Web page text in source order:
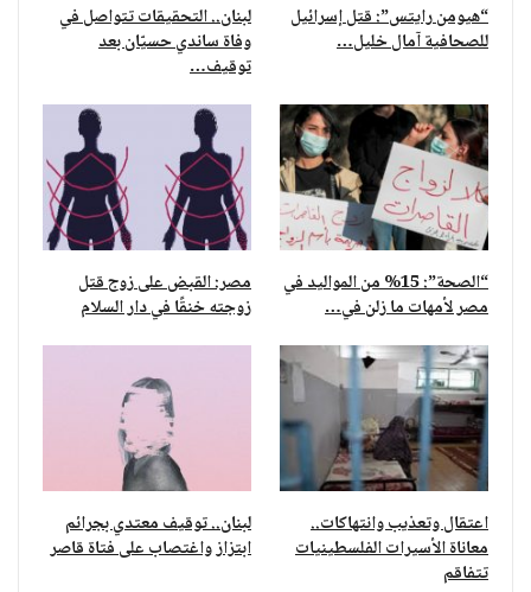
“هيومن رايتس”: قتل إسرائيل
للصحافية آمال خليل…
لبنان.. التحقيقات تتواصل في
وفاة ساندي حسيّان بعد
توقيف…
“الصحة”: 15% من المواليد في
مصر لأمهات ما زلن في…
مصر: القبض على زوج قتل
زوجته خنقًا في دار السلام
اعتقال وتعذيب وانتهاكات..
معاناة الأسيرات الفلسطينيات
تتفاقم
لبنان.. توقيف معتدي بجرائم
ابتزاز واغتصاب على فتاة قاصر